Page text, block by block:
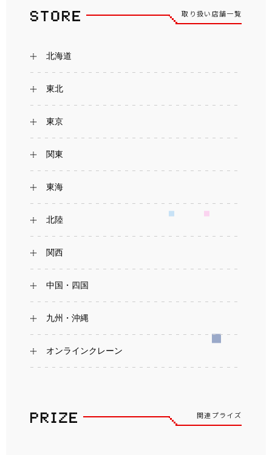
取り扱い店舗一覧
北海道
東北
東京
関東
東海
北陸
関西
中国・四国
九州・沖縄
オンラインクレーン
関連プライズ